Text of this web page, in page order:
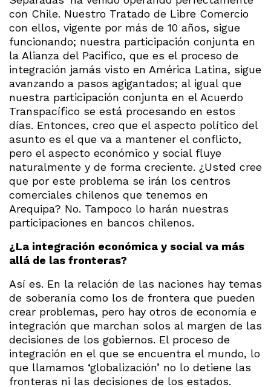
con Chile. Nuestro Tratado de Libre Comercio
con ellos, vigente por más de 10 años, sigue
funcionando; nuestra participación conjunta en
la Alianza del Pacifico, que es el proceso de
integración jamás visto en América Latina, sigue
avanzando a pasos agigantados; al igual que
nuestra participación conjunta en el Acuerdo
Transpacífico se está procesando en estos
días. Entonces, creo que el aspecto político del
asunto es el que va a mantener el conflicto,
pero el aspecto económico y social fluye
naturalmente y de forma creciente. ¿Usted cree
que por este problema se irán los centros
comerciales chilenos que tenemos en
Arequipa? No. Tampoco lo harán nuestras
participaciones en bancos chilenos.
¿La integración económica y social va más
allá de las fronteras?
Así es. En la relación de las naciones hay temas
de soberanía como los de frontera que pueden
crear problemas, pero hay otros de economía e
integración que marchan solos al margen de las
decisiones de los gobiernos. El proceso de
integración en el que se encuentra el mundo, lo
que llamamos ‘globalización’ no lo detiene las
fronteras ni las decisiones de los estados.